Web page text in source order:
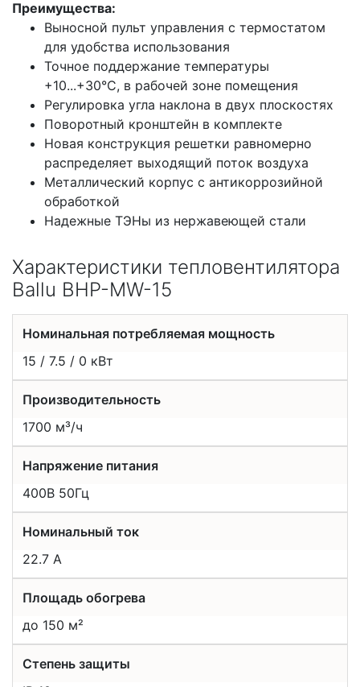
Преимущества:
Выносной пульт управления с термостатом
для удобства использования
Точное поддержание температуры
+10...+30°С, в рабочей зоне помещения
Регулировка угла наклона в двух плоскостях
Поворотный кронштейн в комплекте
Новая конструкция решетки равномерно
распределяет выходящий поток воздуха
Металлический корпус с антикоррозийной
обработкой
Надежные ТЭНы из нержавеющей стали
Характеристики тепловентилятора
Ballu BHP-MW-15
Номинальная потребляемая мощность
15 / 7.5 / 0 кВт
Производительность
1700 м³/ч
Напряжение питания
400В 50Гц
Номинальный ток
22.7 А
Площадь обогрева
до 150 м²
Степень защиты